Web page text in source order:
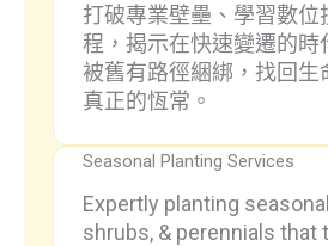
打破專業壁壘、學習數位
程，揭示在快速變遷的時
被舊有路徑綑綁，找回生
真正的恆常。
Seasonal Planting Services
Expertly planting
shrubs, & perennials that